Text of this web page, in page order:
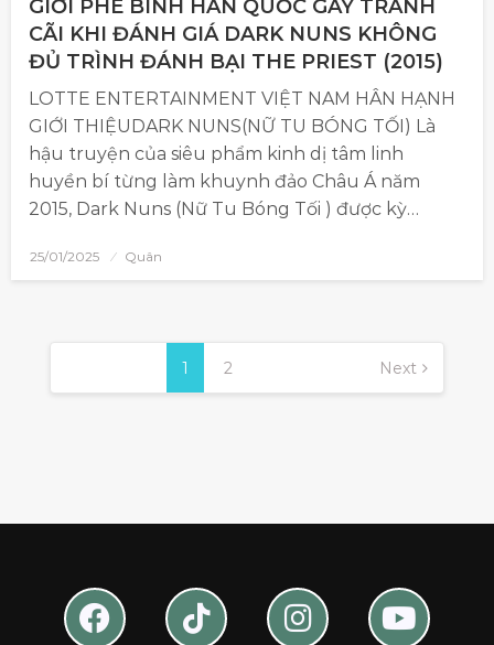
GIỚI PHÊ BÌNH HÀN QUỐC GÂY TRANH
CÃI KHI ĐÁNH GIÁ DARK NUNS KHÔNG
ĐỦ TRÌNH ĐÁNH BẠI THE PRIEST (2015)
LOTTE ENTERTAINMENT VIỆT NAM HÂN HẠNH
GIỚI THIỆUDARK NUNS(NỮ TU BÓNG TỐI) Là
hậu truyện của siêu phẩm kinh dị tâm linh
huyền bí từng làm khuynh đảo Châu Á năm
2015, Dark Nuns (Nữ Tu Bóng Tối ) được kỳ…
25/01/2025 Quân
1 2 Next